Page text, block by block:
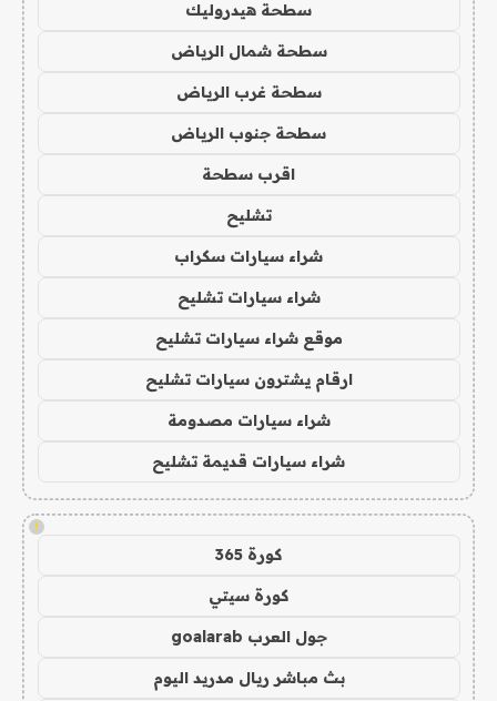
سطحة هيدروليك
سطحة شمال الرياض
سطحة غرب الرياض
سطحة جنوب الرياض
اقرب سطحة
تشليح
شراء سيارات سكراب
شراء سيارات تشليح
موقع شراء سيارات تشليح
ارقام يشترون سيارات تشليح
شراء سيارات مصدومة
شراء سيارات قديمة تشليح
!
كورة 365
كورة سيتي
جول العرب goalarab
بث مباشر ريال مدريد اليوم